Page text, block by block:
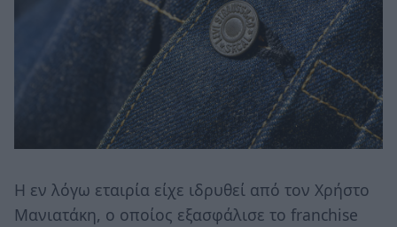
Η εν λόγω εταιρία είχε ιδρυθεί από τον Χρήστο
Μανιατάκη, ο οποίος εξασφάλισε το franchise